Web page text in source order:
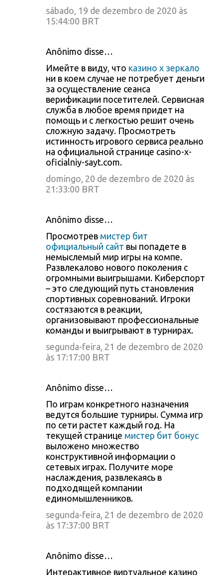
sábado, 19 de dezembro de 2020 às
15:44:00 BRT
Anônimo disse…
Имейте в виду, что казино х зеркало
ни в коем случае не потребует деньги
за осуществление сеанса
верификации посетителей. Сервисная
служба в любое время придет на
помощь и с легкостью решит очень
сложную задачу. Просмотреть
истинность игрового сервиса реально
на официальной странице casino-x-
oficialniy-sayt.com.
domingo, 20 de dezembro de 2020 às
21:33:00 BRT
Anônimo disse…
Просмотрев мистер бит
официальный сайт вы попадете в
немыслемый мир игры на компе.
Развлекалово нового поколения с
огромными выигрышами. Киберспорт
– это следующий путь становления
спортивных соревнований. Игроки
состязаются в реакции,
организовывают профессиональные
команды и выигрывают в турнирах.
segunda-feira, 21 de dezembro de 2020
às 17:17:00 BRT
Anônimo disse…
По играм конкретного назначения
ведутся большие турниры. Сумма игр
по сети растет каждый год. На
текущей странице мистер бит бонус
выложено множество
конструктивной информации о
сетевых играх. Получите море
наслаждения, развлекаясь в
подходящей компании
единомышленников.
segunda-feira, 21 de dezembro de 2020
às 17:37:00 BRT
Anônimo disse…
Интерактивное виртуальное казино